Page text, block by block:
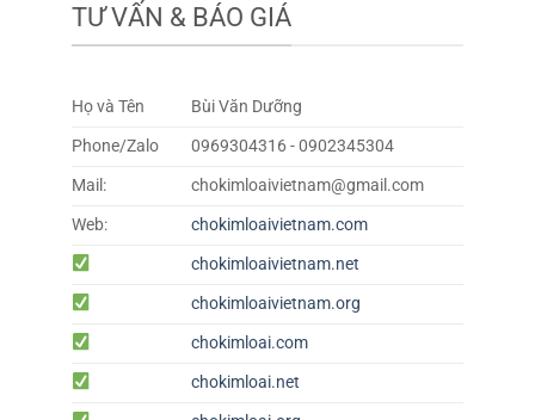
TƯ VẤN & BÁO GIÁ
Họ và Tên
Bùi Văn Dưỡng
Phone/Zalo
0969304316 - 0902345304
Mail:
chokimloaivietnam@gmail.com
Web:
chokimloaivietnam.com
chokimloaivietnam.net
chokimloaivietnam.org
chokimloai.com
chokimloai.net